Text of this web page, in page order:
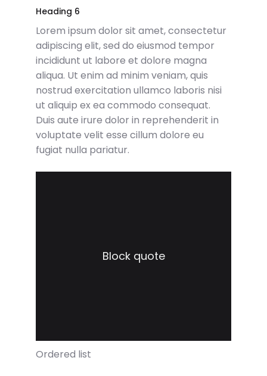
Heading 6
Lorem ipsum dolor sit amet, consectetur
adipiscing elit, sed do eiusmod tempor
incididunt ut labore et dolore magna
aliqua. Ut enim ad minim veniam, quis
nostrud exercitation ullamco laboris nisi
ut aliquip ex ea commodo consequat.
Duis aute irure dolor in reprehenderit in
voluptate velit esse cillum dolore eu
fugiat nulla pariatur.
Block quote
Ordered list